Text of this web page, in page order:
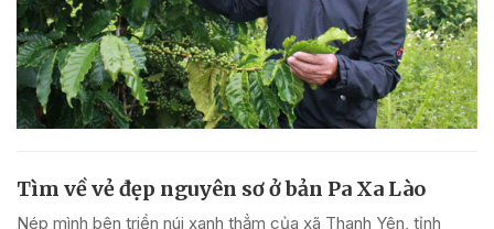
Tìm về vẻ đẹp nguyên sơ ở bản Pa Xa Lào
Nép mình bên triền núi xanh thẳm của xã Thanh Yên, tỉnh